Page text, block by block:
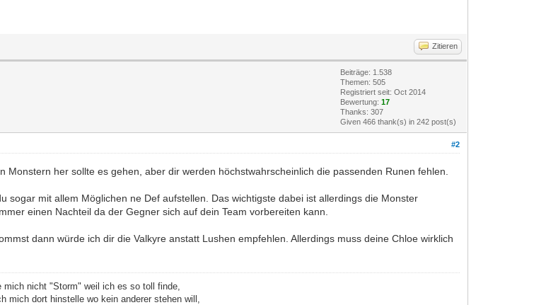
Zitieren
Beiträge: 1.538
Themen: 505
Registriert seit: Oct 2014
Bewertung:17
Thanks: 307
Given 466 thank(s) in 242 post(s)
#2
her sollte es gehen, aber dir werden höchstwahrscheinlich die passenden Runen fehlen.
sogar mit allem Möglichen ne Def aufstellen. Das wichtigste dabei ist allerdings die Monster
einen Nachteil da der Gegner sich auf dein Team vorbereiten kann.
dann würde ich dir die Valkyre anstatt Lushen empfehlen. Allerdings muss deine Chloe wirklich
mich nicht "Storm" weil ich es so toll finde,
mich dort hinstelle wo kein anderer stehen will,